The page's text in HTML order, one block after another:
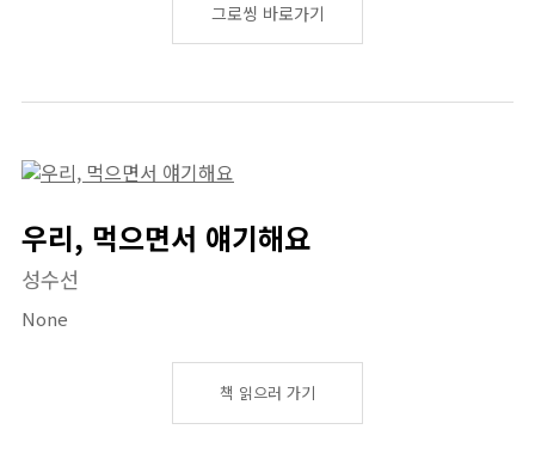
그로씽 바로가기
우리, 먹으면서 얘기해요
성수선
None
책 읽으러 가기